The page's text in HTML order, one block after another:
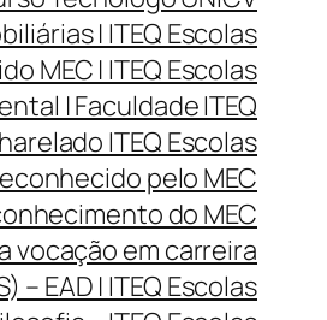
| ITEQ Escolas
MEC | ITEQ Escolas
| Faculdade ITEQ
ITEQ Escolas
pelo MEC
do MEC
vocação em carreira
EAD | ITEQ Escolas